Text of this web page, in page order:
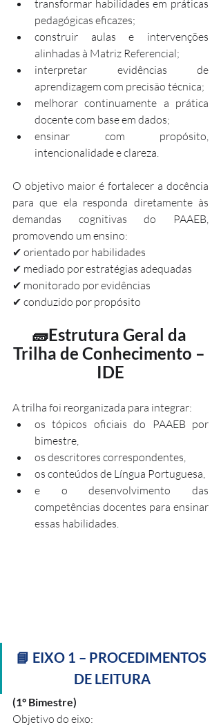
transformar habilidades em práticas
pedagógicas eficazes;
construir aulas e intervenções
alinhadas à Matriz Referencial;
interpretar evidências de
aprendizagem com precisão técnica;
melhorar continuamente a prática
docente com base em dados;
ensinar com propósito,
intencionalidade e clareza.
O objetivo maior é fortalecer a docência
para que ela responda diretamente às
demandas cognitivas do PAAEB,
promovendo um ensino:
✔ orientado por habilidades
✔ mediado por estratégias adequadas
✔ monitorado por evidências
✔ conduzido por propósito
🧱Estrutura Geral da
Trilha de Conhecimento –
IDE
A trilha foi reorganizada para integrar:
os tópicos oficiais do PAAEB por
bimestre,
os descritores correspondentes,
os conteúdos de Língua Portuguesa,
e o desenvolvimento das
competências docentes para ensinar
essas habilidades.
📘 EIXO 1 – PROCEDIMENTOS
DE LEITURA
(1º Bimestre)
Objetivo do eixo: